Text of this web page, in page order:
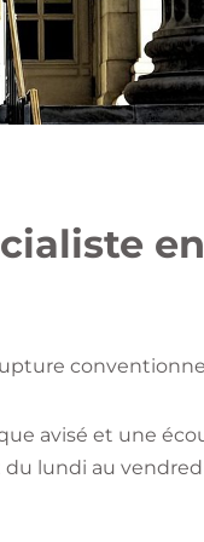
avisé et une
lundi au